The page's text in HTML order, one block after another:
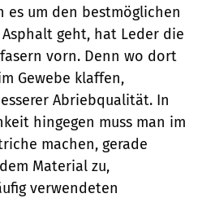
es um den bestmöglichen
geht, hat Leder die
vorn. Denn wo dort
Gewebe klaffen,
Abriebqualität. In
hingegen muss man im
machen, gerade
Material zu,
verwendeten